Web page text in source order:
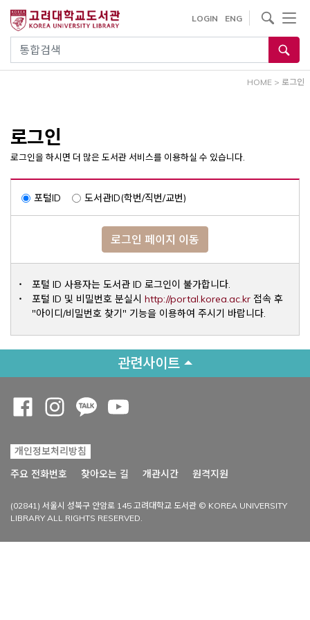
건
통합검색
LOGIN ENG
사이트내 검색
HOME > 로그인
로그인
로그인을 하시면 더 많은 도서관 서비스를 이용하실 수 있습니다.
포털ID 도서관ID(학번/직번/교번)
로그인 페이지 이동
포털 ID 사용자는 도서관 ID 로그인이 불가합니다.
포털 ID 및 비밀번호 분실시 http://portal.korea.ac.krOpens a
접속 후
"아이디/비밀번호 찾기" 기능을 이용하여 주시기 바랍니다.
관련사이트
개인정보처리방침
주요 전화번호
찾아오는 길 개관시간 원격지원
(02841) 서울시 성북구 안암로 145 고려대학교 도서관 © KOREA UNIVERSITY
LIBRARY ALL RIGHTS RESERVED.
Opens a new window
Opens a new window
Opens a new window